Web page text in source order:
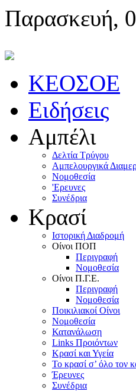
Παρασκευή,
KEOΣOE
Ειδήσεις
Αμπέλι
Δελτία Τρύγου
Αμπελουργικά
Nομοθεσία
'Eρευνες
Συνέδρια
Κρασί
Iστορική Διαδρομή
Oίνοι ΠOΠ
Περιγραφή
Nομοθεσία
Oίνοι Π.Γ.E.
Περιγραφή
Νομοθεσία
Ποικιλιακοί Oίνοι
Nομοθεσία
Κατανάλωση
Links Προιόντων
Κρασί και Υγεία
To κρασί σ’ όλο τον
Έρευνες
Συνέδρια